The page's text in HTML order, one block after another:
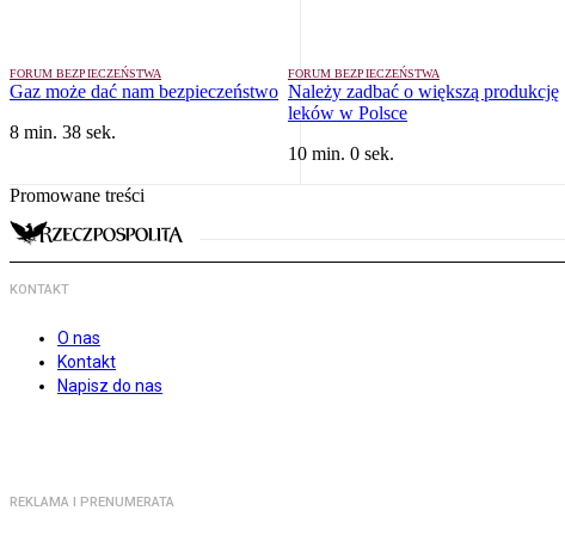
FORUM BEZPIECZEŃSTWA
Gaz może dać nam bezpieczeństwo
8 min. 38 sek.
FORUM BEZPIECZEŃSTWA
Należy zadbać o większą produkcję
leków w Polsce
10 min. 0 sek.
Promowane treści
KONTAKT
O nas
Kontakt
Napisz do nas
REKLAMA I PRENUMERATA